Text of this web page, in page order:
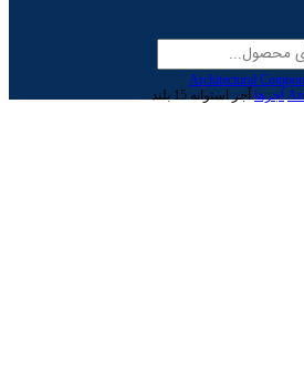
آجرها آجر استوانه 15 بلند